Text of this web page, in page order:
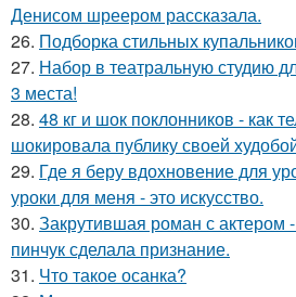
Денисом шреером рассказала.
26. Подборка стильных
27. Набор в театральную студию
3 места!
28. 48 кг и шок поклонников - как
шокировала публику своей
29. Где я беру вдохновение для
уроки для меня - это искусство.
30. Закрутившая роман с актером
пинчук сделала признание.
31. Что такое осанка?